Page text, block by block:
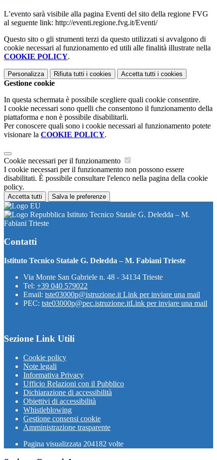
L’evento sarà visibile alla pagina Eventi del sito della regione FVG
al seguente link: http://eventi.regione.fvg.it/Eventi/
Questo sito o gli strumenti terzi da questo utilizzati si avvalgono di
cookie necessari al funzionamento ed utili alle finalità illustrate nella
COOKIE POLICY.
Personalizza Rifiuta tutti i cookies Accetta tutti i cookies
Gestione cookie
In questa schermata è possibile scegliere quali cookie consentire.
I cookie necessari sono quelli che consentono il funzionamento della
piattaforma e non è possibile disabilitarli.
Per conoscere quali sono i cookie necessari al funzionamento potete
visionare la COOKIE POLICY.
Cookie necessari per il funzionamento
I cookie necessari per il funzionamento non possono essere
disabilitati. È possibile consultare l'elenco nella pagina della cookie
policy.
Accetta tutti Salva le preferenze
Istituto Tecnico Statale G. Deledda – M.
Fabiani Trieste
Contatti
Istituto Tecnico Statale G. Deledda – M. Fabiani Trieste
Via Monte San Gabriele n. 48 - 34134 Trieste
Tel: +39 040 579022
Email: tste03000p@istruzione.it Link per inviare una mail
PEC: tste03000p@pec.istruzione.itLink per inviare una mail
Sezione Link Utili
Cookie policy
Note legali
Informativa Privacy
Ufficio Relazioni con il Pubblico
Dichiarazione di accessibilità
Obiettivi di accessibilità
Whistleblowing
Gestione consensi cookie
Amministrazione trasparente
Pagina visualizzata 204182 volte